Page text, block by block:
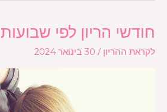
חודשי הריון לפי שבועות
לקראת ההריון / 30 בינואר 2024
חודשי